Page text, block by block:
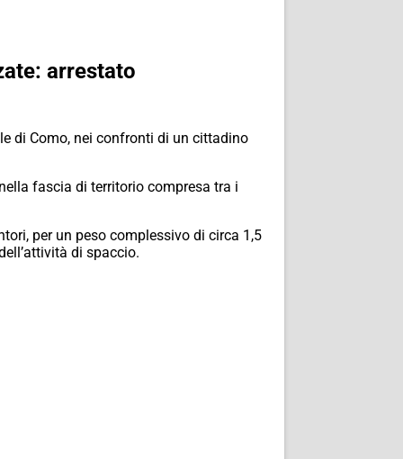
arrestato
di Como, nei confronti di un cittadino
fascia di territorio compresa tra i
per un peso complessivo di circa 1,5
di spaccio.